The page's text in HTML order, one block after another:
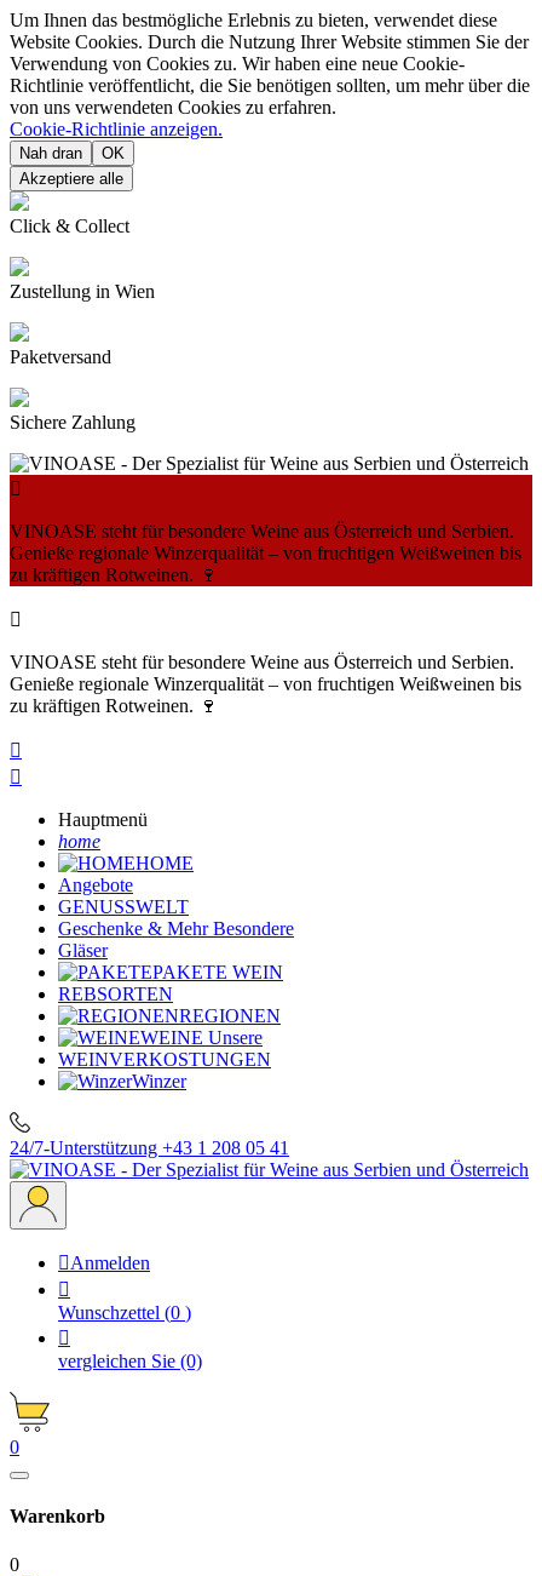
Um Ihnen das bestmögliche Erlebnis zu bieten, verwendet diese
Website Cookies. Durch die Nutzung Ihrer Website stimmen Sie der
Verwendung von Cookies zu. Wir haben eine neue Cookie-
Richtlinie veröffentlicht, die Sie benötigen sollten, um mehr über die
von uns verwendeten Cookies zu erfahren.
Cookie-Richtlinie anzeigen.
Nah dran
OK
Akzeptiere alle
Click & Collect
Zustellung in Wien
Paketversand
Sichere Zahlung

VINOASE steht für besondere Weine aus Österreich und Serbien.
Genieße regionale Winzerqualität – von fruchtigen Weißweinen bis
zu kräftigen Rotweinen. 🍷

VINOASE steht für besondere Weine aus Österreich und Serbien.
Genieße regionale Winzerqualität – von fruchtigen Weißweinen bis
zu kräftigen Rotweinen. 🍷


Hauptmenü
home
HOME
Angebote
GENUSSWELT
Geschenke & MehrBesondere
Gläser
PAKETE WEIN
REBSORTEN
REGIONEN
WEINE Unsere
WEINVERKOSTUNGEN
Winzer
24/7-Unterstützung +43 1 208 05 41
Anmelden

Wunschzettel (0 )

vergleichen Sie (0)
0
Warenkorb
0